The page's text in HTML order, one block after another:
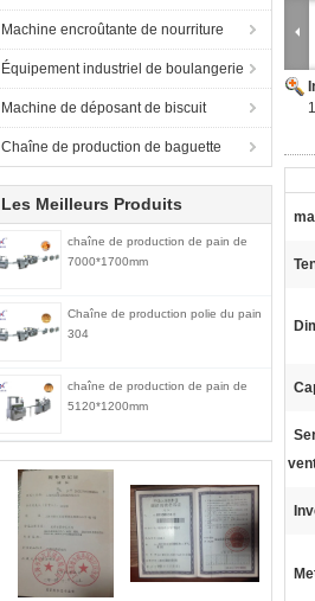
Machine encroûtante de nourriture
Équipement industriel de boulangerie
Machine de déposant de biscuit
Chaîne de production de baguette
Les Meilleurs Produits
chaîne de production de pain de
7000*1700mm
Chaîne de production polie du pain
304
chaîne de production de pain de
5120*1200mm